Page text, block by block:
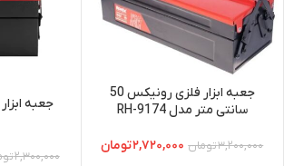
جعبه ابزار فلزی رونیکس 50
سانتی متر مدل RH-9174
۳,۲۰۰,۰۰۰تومان ۲,۷۲۰,۰۰۰تومان
۲,۳۰۰,۰۰۰